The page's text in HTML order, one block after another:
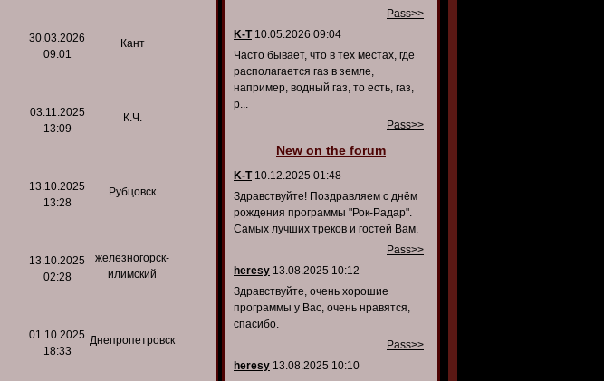
30.03.2026
09:01
Кант
03.11.2025
13:09
К.Ч.
13.10.2025
13:28
Рубцовск
13.10.2025
02:28
железногорск-
илимский
01.10.2025
18:33
Днепропетровск
Pass>>
K-T10.05.2026 09:04
Часто бывает, что в тех местах, где
располагается газ в земле,
например, водный газ, то есть, газ,
р...
Pass>>
New on the forum
K-T10.12.2025 01:48
Здравствуйте! Поздравляем с днём
рождения программы "Рок-Радар".
Самых лучших треков и гостей Вам.
Pass>>
heresy 13.08.2025 10:12
Здравствуйте, очень хорошие
программы у Вас, очень нравятся,
спасибо.
Pass>>
heresy 13.08.2025 10:10